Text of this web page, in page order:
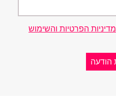
מדיניות הפרטיות והשימוש